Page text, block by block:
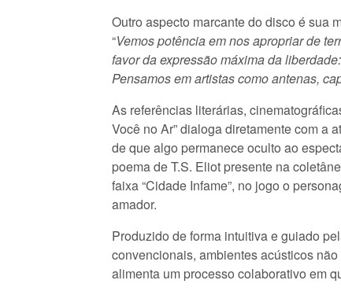
Outro aspecto marcante do disco é sua
“Vemos potência em nos apropriar de
favor da expressão máxima da
Pensamos em artistas como antenas,
As referências literárias,
Você no Ar” dialoga diretamente com a
de que algo permanece oculto ao
poema de T.S. Eliot presente na
faixa “Cidade Infame”, no jogo o
amador.
Produzido de forma intuitiva e guiado
convencionais, ambientes acústicos
alimenta um processo colaborativo em